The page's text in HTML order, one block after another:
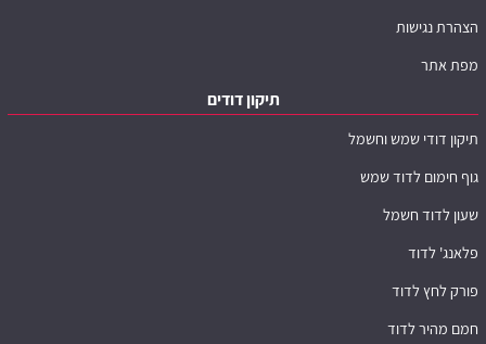
הצהרת נגישות
מפת אתר
תיקון דודים
תיקון דודי שמש וחשמל
גוף חימום לדוד שמש
שעון לדוד חשמל
פלאנג' לדוד
פורק לחץ לדוד
חמם מהיר לדוד